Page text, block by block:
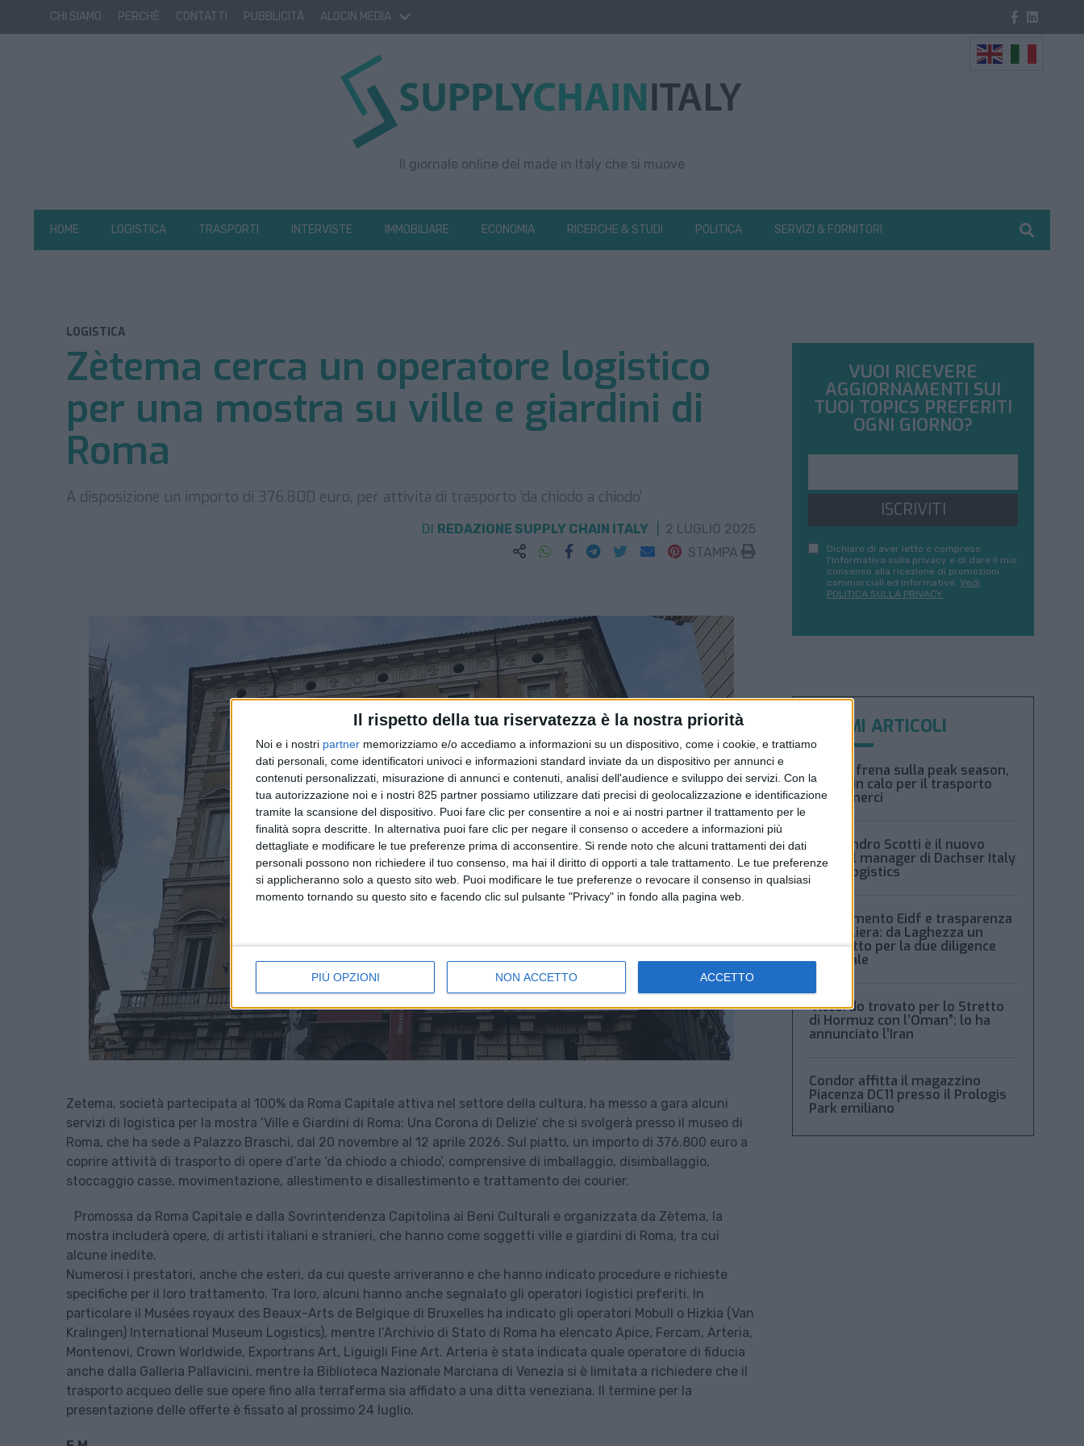
Il rispetto della tua riservatezza è la nostra priorità
Noi e i nostri partner memorizziamo e/o accediamo a informazioni su un dispositivo, come i cookie, e trattiamo
dati personali, come identificatori univoci e informazioni standard inviate da un dispositivo per annunci e
contenuti personalizzati, misurazione di annunci e contenuti, analisi dell'audience e sviluppo dei servizi. Con la
tua autorizzazione noi e i nostri 825 partner possiamo utilizzare dati precisi di geolocalizzazione e identificazione
tramite la scansione del dispositivo. Puoi fare clic per consentire a noi e ai nostri partner il trattamento per le
finalità sopra descritte. In alternativa puoi fare clic per negare il consenso o accedere a informazioni più
dettagliate e modificare le tue preferenze prima di acconsentire. Si rende noto che alcuni trattamenti dei dati
personali possono non richiedere il tuo consenso, ma hai il diritto di opporti a tale trattamento. Le tue preferenze
si applicheranno solo a questo sito web. Puoi modificare le tue preferenze o revocare il consenso in qualsiasi
momento tornando su questo sito e facendo clic sul pulsante "Privacy" in fondo alla pagina web.
PIÙ OPZIONI NON ACCETTO ACCETTO
CHI SIAMO PERCHÈ CONTATTI PUBBLICITÀ ALOCIN MEDIA
Il giornale online del made in Italy che si muove
HOME LOGISTICA TRASPORTI INTERVISTE IMMOBILIARE ECONOMIA RICERCHE & STUDI POLITICA SERVIZI & FORNITORI
LOGISTICA
Zètema cerca un operatore logistico
per una mostra su ville e giardini di
Roma
A disposizione un importo di 376.800 euro, per attività di trasporto ‘da chiodo a chiodo’
DI REDAZIONE SUPPLY CHAIN ITALY
2 LUGLIO 2025
STAMPA
Zetema, società partecipata al 100% da Roma Capitale attiva nel settore della cultura, ha messo a gara alcuni
servizi di logistica per la mostra ‘Ville e Giardini di Roma: Una Corona di Delizie’ che si svolgerà presso il museo di
Roma, che ha sede a Palazzo Braschi, dal 20 novembre al 12 aprile 2026. Sul piatto, un importo di 376.800 euro a
coprire attività di trasporto di opere d’arte ‘da chiodo a chiodo’, comprensive di imballaggio, disimballaggio,
stoccaggio casse, movimentazione, allestimento e disallestimento e trattamento dei courier.
Promossa da Roma Capitale e dalla Sovrintendenza Capitolina ai Beni Culturali e organizzata da Zètema, la
mostra includerà opere, di artisti italiani e stranieri, che hanno come soggetti ville e giardini di Roma, tra cui
alcune inedite.
Numerosi i prestatori, anche che esteri, da cui queste arriveranno e che hanno indicato procedure e richieste
specifiche per il loro trattamento. Tra loro, alcuni hanno anche segnalato gli operatori logistici preferiti. In
particolare il Musées royaux des Beaux-Arts de Belgique di Bruxelles ha indicato gli operatori Mobull o Hizkia (Van
Kralingen) International Museum Logistics), mentre l’Archivio di Stato di Roma ha elencato Apice, Fercam, Arteria,
Montenovi, Crown Worldwide, Exportrans Art, Liguigli Fine Art. Arteria è stata indicata quale operatore di fiducia
anche dalla Galleria Pallavicini, mentre la Biblioteca Nazionale Marciana di Venezia si è limitata a richiedere che il
trasporto acqueo delle sue opere fino alla terraferma sia affidato a una ditta veneziana. Il termine per la
presentazione delle offerte è fissato al prossimo 24 luglio.
VUOI RICEVERE
AGGIORNAMENTI SUI
TUOI TOPICS PREFERITI
OGNI GIORNO?
ISCRIVITI
Dichiaro di aver letto e compreso
l'informativa sulla privacy e di dare il mio
consenso alla ricezione di promozioni
commerciali ed informative. Vedi
POLITICA SULLA PRIVACY.
ULTIMI ARTICOLI
Xeneta frena sulla peak season,
tariffe in calo per il trasporto
aereo merci
Alessandro Scotti è il nuovo
general manager di Dachser Italy
Food Logistics
Regolamento Eidf e trasparenza
della filiera: da Laghezza un
pacchetto per la due diligence
aziendale
“Accordo trovato per lo Stretto
di Hormuz con l’Oman”: lo ha
annunciato l’Iran
Condor affitta il magazzino
Piacenza DC11 presso il Prologis
Park emiliano